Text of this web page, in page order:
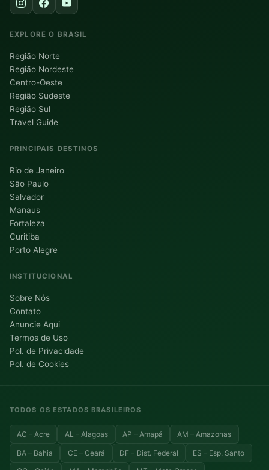
EXPLORE O BRASIL
Região Norte
Região Nordeste
Centro-Oeste
Região Sudeste
Região Sul
Travel Guide
PRINCIPAIS DESTINOS
Rio de Janeiro
São Paulo
Salvador
Manaus
Fortaleza
Curitiba
Porto Alegre
INSTITUCIONAL
Sobre Nós
Contato
Anuncie Aqui
Termos de Uso
Pol. de Privacidade
Pol. de Cookies
TODOS OS ESTADOS BRASILEIROS
AC – Acre AL – Alagoas AP – Amapá AM – Amazonas
BA – Bahia CE – Ceará DF – Dist. Federal ES – Esp. Santo